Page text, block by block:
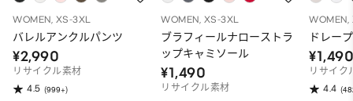
WOMEN, XS-3XL
バレルアンクルパンツ
¥2,990
リサイクル素材
4.5 (999+)
WOMEN, XS-3XL
ブラフィールナローストラ
ップキャミソール
¥1,490
リサイクル素材
WOMEN,
ドレー
リサイク
4.4